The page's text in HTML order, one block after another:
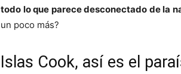
todo lo que parece desconectado de la
un poco más?
Islas Cook, así es el